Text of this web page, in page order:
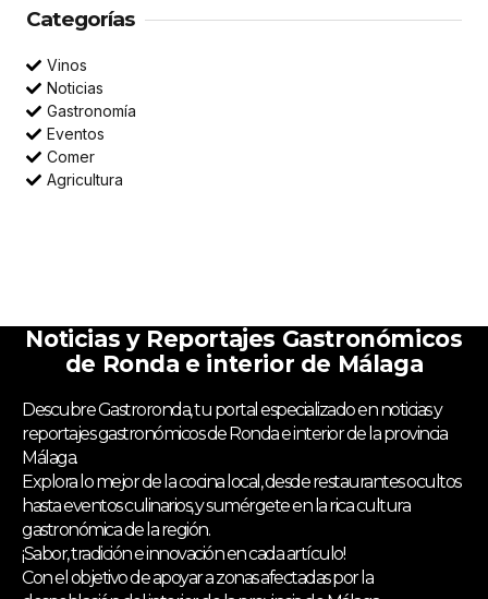
Categorías
Vinos
Noticias
Gastronomía
Eventos
Comer
Agricultura
Noticias y Reportajes Gastronómicos
de Ronda e interior de Málaga
Descubre Gastroronda, tu portal especializado en noticias y
reportajes gastronómicos de Ronda e interior de la provincia
Málaga.
Explora lo mejor de la cocina local, desde restaurantes ocultos
hasta eventos culinarios, y sumérgete en la rica cultura
gastronómica de la región.
¡Sabor, tradición e innovación en cada artículo!
Con el objetivo de apoyar a zonas afectadas por la